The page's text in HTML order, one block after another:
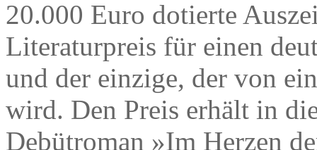
20.000 Euro dotierte
Literaturpreis für einen
und der einzige, der von
wird. Den Preis erhält in
Debütroman »Im Herzen